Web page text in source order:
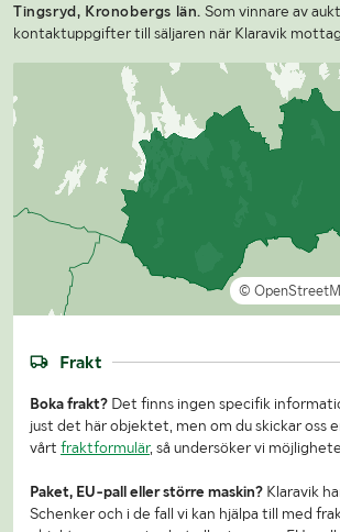
Tingsryd, Kronobergs län. Som vinnare av
kontaktuppgifter till säljaren när Klaravik
©
Frakt
Boka frakt? Det finns ingen specifik
just det här objektet, men om du skickar oss
vårt fraktformulär, så undersöker vi
Paket, EU-pall eller större maskin? Klaravik
Schenker och i de fall vi kan hjälpa till med